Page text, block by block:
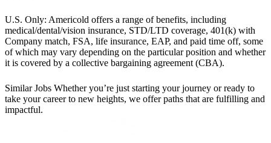
U.S. Only: Americold offers a range of benefits, including
medical/dental/vision insurance, STD/LTD coverage, 401(k) with
Company match, FSA, life insurance, EAP, and paid time off, some
of which may vary depending on the particular position and whether
it is covered by a collective bargaining agreement (CBA).
Similar Jobs Whether you’re just starting your journey or ready to
take your career to new heights, we offer paths that are fulfilling and
impactful.